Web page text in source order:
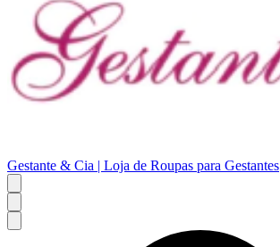
Gestante & Cia | Loja de Roupas para Gestantes